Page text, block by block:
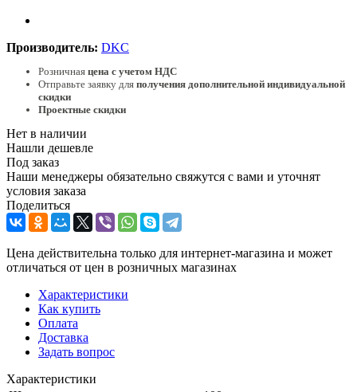
Производитель: DKC
Розничная цена с учетом НДС
Отправьте заявку для получения дополнительной индивидуальной
скидки
Проектные скидки
Нет в наличии
Нашли дешевле
Под заказ
Наши менеджеры обязательно свяжутся с вами и уточнят
условия заказа
Поделиться
Цена действительна только для интернет-магазина и может
отличаться от цен в розничных магазинах
Характеристики
Как купить
Оплата
Доставка
Задать вопрос
Характеристики